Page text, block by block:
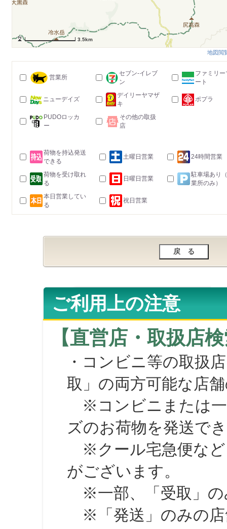
3.5km
地図閲
営業所
セブン-イレブ
ン
ファミリー
ート
ニューデイズ
デイリーヤマザ
キ
ポプラ
PUDOロッカ
ー
その他の取扱
店
荷物を持込発送
できる
土曜日営業 24時間営業
荷物を受け取れ
る
日曜日営業
駐車場あり
業所のみ）
本日営業してい
る
祝日営業
ご利用上の注意
【直営店・取扱店
・コンビニ等の取扱
取」の両方可能な店
※コンビニまたは一
ズのお荷物を発送で
※クール宅急便など
がございます。
※一部、「受取」の
※「発送」のみの店